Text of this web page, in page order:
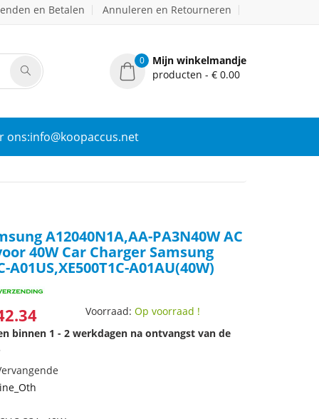
en Betalen Annuleren en Retourneren
0
Mijn winkelmandje
producten - € 0.00
ons:info@koopaccus.net
A12040N1A,AA-PA3N40W AC
40W Car Charger Samsung
A01US,XE500T1C-A01AU(40W)
Voorraad:Op voorraad !
binnen 1 - 2 werkdagen na ontvangst van de